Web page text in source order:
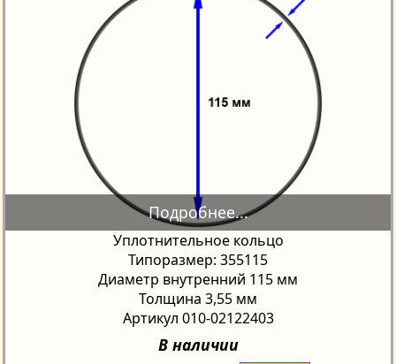
Уплотнительное кольцо
Типоразмер: 355115
Диаметр внутренний 115 мм
Толщина 3,55 мм
Артикул 010-02122403
В наличии